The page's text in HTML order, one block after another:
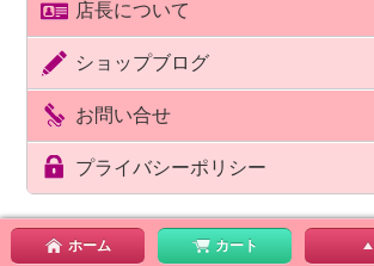
店長について
ショップブログ
お問い合せ
プライバシーポリシー
ホーム カート